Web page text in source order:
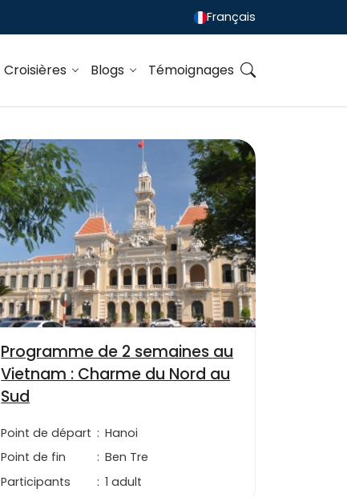
Français
Croisières Blogs Témoignages
Programme de 2 semaines au
Vietnam : Charme du Nord au
Sud
Point de départ : Hanoi
Point de fin
: Ben Tre
Participants
: 1 adult